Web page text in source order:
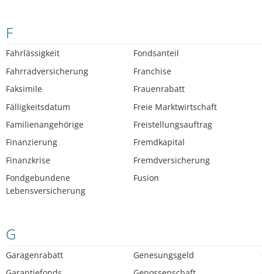
F
Fahrlässigkeit
Fahrradversicherung
Faksimile
Fälligkeitsdatum
Familienangehörige
Finanzierung
Finanzkrise
Fondgebundene
Lebensversicherung
Fondsanteil
Franchise
Frauenrabatt
Freie Marktwirtschaft
Freistellungsauftrag
Fremdkapital
Fremdversicherung
Fusion
G
Garagenrabatt
Genesungsgeld